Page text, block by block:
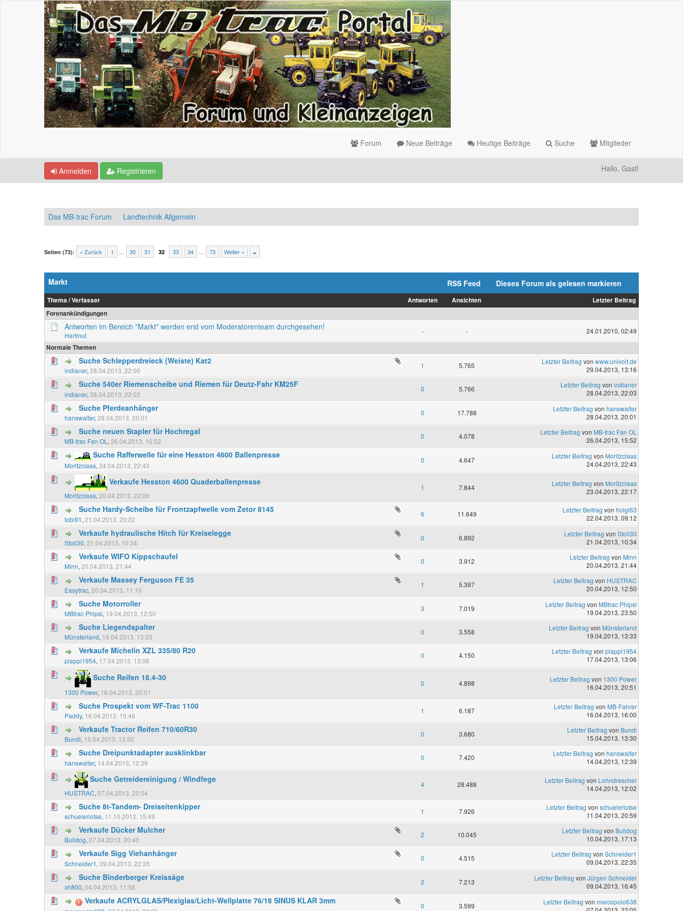
Forum Neue Beiträge Heutige Beiträge Suche Mitglieder
Anmelden Registrieren Hallo, Gast!
Das MB-trac Forum Landtechnik Allgemein
Seiten (73): « Zurück 1 … 30 31 32 33 34 … 73 Weiter »
Markt RSS Feed Dieses Forum als gelesen markieren
Thema /Verfasser Antworten Ansichten
Letzter Beitrag
Forenankündigungen
Antworten im Bereich "Markt" werden erst vom Moderatorenteam durchgesehen!
Hartmut
- -
24.01.2010, 02:49
Normale Themen
Suche Schlepperdreieck (Weiste) Kat2
indianer, 28.04.2013, 22:00
1 5.765 Letzter Beitrag von www.univoit.de
29.04.2013, 13:16
Suche 540er Riemenscheibe und Riemen für Deutz-Fahr KM25F
indianer, 28.04.2013, 22:03
0 5.766 Letzter Beitrag von indianer
28.04.2013, 22:03
Suche Pferdeanhänger
hanswalter, 28.04.2013, 20:01
0 17.788 Letzter Beitrag von hanswalter
28.04.2013, 20:01
Suche neuen Stapler für Hochregal
MB-trac Fan OL , 26.04.2013, 15:52
0 4.078 Letzter Beitrag von MB-trac Fan OL
26.04.2013, 15:52
Suche Rafferwelle für eine Hesston 4600 Ballenpresse
Moritzclaas, 24.04.2013, 22:43
0 4.647 Letzter Beitrag von Moritzclaas
24.04.2013, 22:43
Verkaufe Hesston 4600 Quaderballenpresse
Moritzclaas, 20.04.2013, 22:06
1 7.844 Letzter Beitrag von Moritzclaas
23.04.2013, 22:17
Suche Hardy-Scheibe für Frontzapfwelle vom Zetor 8145
tobi91, 21.04.2013, 20:22
6 11.649 Letzter Beitrag von holgi63
22.04.2013, 09:12
Verkaufe hydraulische Hitch für Kreiselegge
Stoll30, 21.04.2013, 10:34
0 6.892 Letzter Beitrag von Stoll30
21.04.2013, 10:34
Verkaufe WIFO Kippschaufel
Minn, 20.04.2013, 21:44
0 3.912 Letzter Beitrag von Minn
20.04.2013, 21:44
Verkaufe Massey Ferguson FE 35
Easytrac, 20.04.2013, 11:10
1 5.397 Letzter Beitrag von HUSTRAC
20.04.2013, 12:50
Suche Motorroller
MBtrac Phipsi, 19.04.2013, 12:50
3 7.019 Letzter Beitrag von MBtrac Phipsi
19.04.2013, 23:50
Suche Liegendspalter
Münsterland, 19.04.2013, 13:33
0 3.558 Letzter Beitrag von Münsterland
19.04.2013, 13:33
Verkaufe Michelin XZL 335/80 R20
plappi1954, 17.04.2013, 13:06
0 4.150 Letzter Beitrag von plappi1954
17.04.2013, 13:06
Suche Reifen 18.4-30
1300 Power, 16.04.2013, 20:51
0 4.898 Letzter Beitrag von 1300 Power
16.04.2013, 20:51
Suche Prospekt vom WF-Trac 1100
Paddy, 16.04.2013, 15:46
1 6.187 Letzter Beitrag von MB-Fahrer
16.04.2013, 16:00
Verkaufe Tractor Reifen 710/60R30
Bundi, 15.04.2013, 13:30
0 3.680 Letzter Beitrag von Bundi
15.04.2013, 13:30
Suche Dreipunktadapter ausklinkbar
hanswalter, 14.04.2013, 12:39
0 7.420 Letzter Beitrag von hanswalter
14.04.2013, 12:39
Suche Getreidereinigung / Windfege
HUSTRAC, 07.04.2013, 20:34
4 28.488 Letzter Beitrag von Lohndrescher
14.04.2013, 12:02
Suche 8t-Tandem- Dreiseitenkipper
schuelerlotse, 11.10.2012, 15:49
1 7.926 Letzter Beitrag von schuelerlotse
11.04.2013, 20:59
Verkaufe Dücker Mulcher
Bulldog, 07.04.2013, 20:40
2 10.045 Letzter Beitrag von Bulldog
10.04.2013, 17:13
Verkaufe Sigg Viehanhänger
Schneider1, 09.04.2013, 22:35
0 4.515 Letzter Beitrag von Schneider1
09.04.2013, 22:35
Suche Binderberger Kreissäge
xh800, 04.04.2013, 11:58
2 7.213 Letzter Beitrag von Jürgen Schneider
09.04.2013, 16:45
Verkaufe ACRYLGLAS/Plexiglas/Licht-Wellplatte 76/18 SINUS KLAR 3mm
0 3.599 Letzter Beitrag von marcopolo638